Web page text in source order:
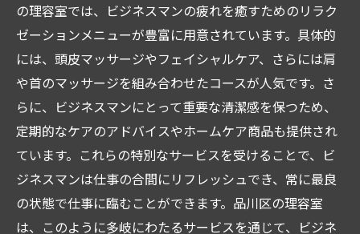
心身共にリフレッシュできる理容室
高級感溢れるラグジュアリーサロン
リラクゼーションメニューが自慢の理容室
質の高いサービスで癒されるサロン
理容室で変わる品川区でベストな自分を見つけ
よう
理想のヘアスタイルを実現するためのヒン
ト
の理容室では、ビジネスマンの疲れを癒すためのリラク
ゼーションメニューが豊富に用意されています。具体的
には、頭皮マッサージやフェイシャルケア、さらには肩
や首のマッサージを組み合わせたコースが人気です。さ
らに、ビジネスマンにとって重要な清潔感を保つため、
定期的なケアのアドバイスやホームケア商品も提供され
ています。これらの特別なサービスを受けることで、ビ
ジネスマンは仕事の合間にリフレッシュでき、常に最良
の状態で仕事に臨むことができます。品川区の理容室
は、このように多岐にわたるサービスを通じて、ビジネ